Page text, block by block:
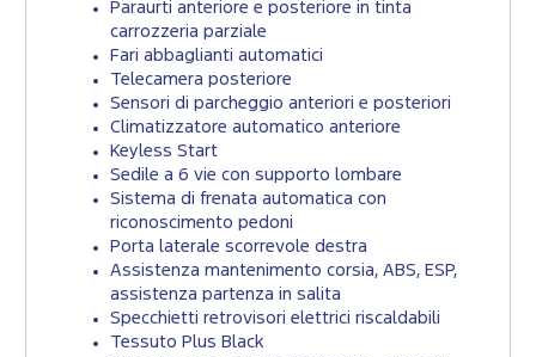
Paraurti anteriore e posteriore in tinta
carrozzeria parziale
Fari abbaglianti automatici
Telecamera posteriore
Sensori di parcheggio anteriori e posteriori
Climatizzatore automatico anteriore
Keyless Start
Sedile a 6 vie con supporto lombare
Sistema di frenata automatica con
riconoscimento pedoni
Porta laterale scorrevole destra
Assistenza mantenimento corsia, ABS, ESP,
assistenza partenza in salita
Specchietti retrovisori elettrici riscaldabili
Tessuto Plus Black